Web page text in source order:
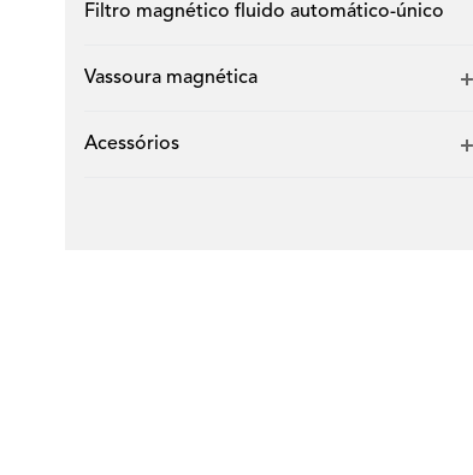
Filtro magnético fluido automático-único
Vassoura magnética
Acessórios